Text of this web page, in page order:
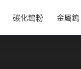
碳化鎢粉 金屬鎢